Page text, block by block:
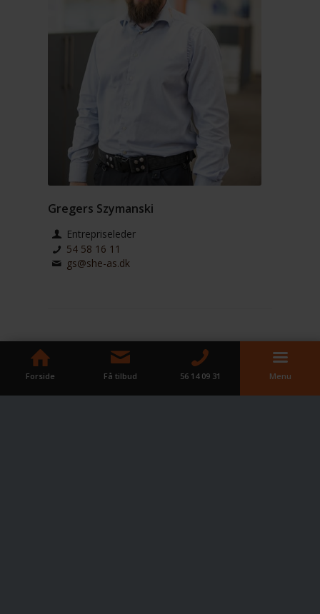
Gregers Szymanski
Entrepriseleder
54 58 16 11
gs@she-as.dk
Forside Få tilbud 56 14 09 31 Menu